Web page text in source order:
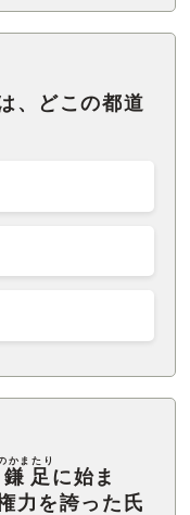
、どこの都道
足
かまたり
に始ま
力を誇った氏